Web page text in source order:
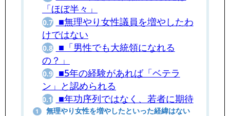
「ほぼ半々」
0.7
■無理やり女性議員を増やしたわ
けではない
0.8
■「男性でも大統領になれる
の？」
0.9
■5年の経験があれば「ベテラ
ン」と認められる
0.10 ■年功序列ではなく、若者に期待
1 無理やり女性を増やしたといった経緯はない